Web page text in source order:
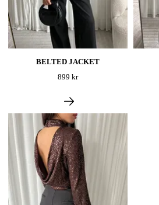
BELTED JACKET
899 kr